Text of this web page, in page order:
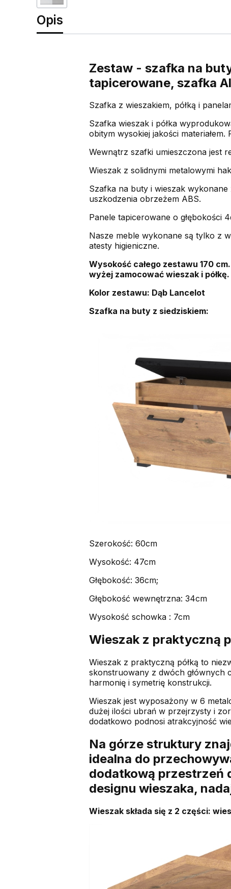
Opis
Zestaw - szafka na
tapicerowane, szafka
Szafka z wieszakiem, półką i
Szafka wieszak i półka
obitym wysokiej jakości
Wewnątrz szafki umieszczona jest
Wieszak z solidnymi metalowymi
Szafka na buty i wieszak
uszkodzenia obrzeżem ABS.
Panele tapicerowane o głębokości
Nasze meble wykonane są tylko z
atesty higieniczne.
Wysokość całego zestawu 170
wyżej zamocować wieszak i półkę.
Kolor zestawu: Dąb Lancelot
Szafka na buty z siedziskiem:
Szerokość: 60cm
Wysokość: 47cm
Głębokość: 36cm;
Głębokość wewnętrzna: 34cm
Wysokość schowka : 7cm
Wieszak z praktyczną
Wieszak z praktyczną półką to
skonstruowany z dwóch głównych
harmonię i symetrię konstrukcji.
Wieszak jest wyposażony w 6
dużej ilości ubrań w przejrzysty i
dodatkowo podnosi atrakcyjność
Na górze struktury
idealna do
dodatkową przestrzeń
designu wieszaka,
Wieszak składa się z 2 części: